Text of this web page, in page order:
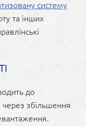
систему
та інших
до
через збільшення